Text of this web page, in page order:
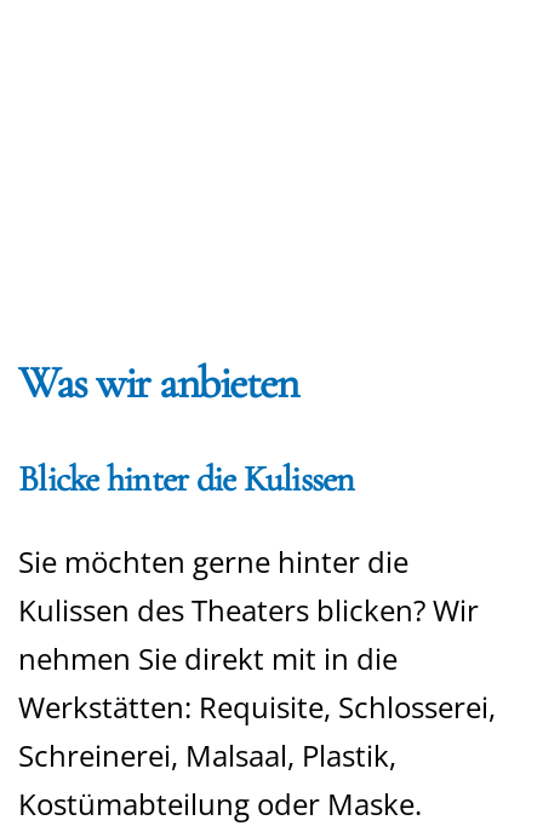
Was wir anbieten
Blicke hinter die Kulissen
Sie möchten gerne hinter die
Kulissen des Theaters blicken? Wir
nehmen Sie direkt mit in die
Werkstätten: Requisite, Schlosserei,
Schreinerei, Malsaal, Plastik,
Kostümabteilung oder Maske.